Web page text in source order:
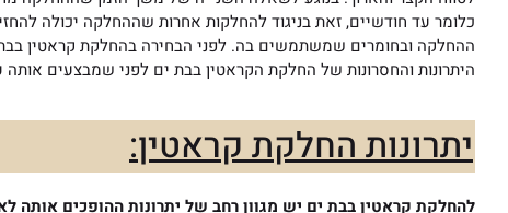
כלומר עד חודשיים, זאת בניגוד להחלקות אחרות שההחלקה יכולה
ההחלקה ובחומרים שמשתמשים בה. לפני הבחירה בהחלקת קראטין
היתרונות והחסרונות של החלקת הקראטין בבת ים לפני שמבצעים
יתרונות החלקת קראטין:
להחלקת קראטין בבת ים יש מגוון רחב של יתרונות ההופכים אותה